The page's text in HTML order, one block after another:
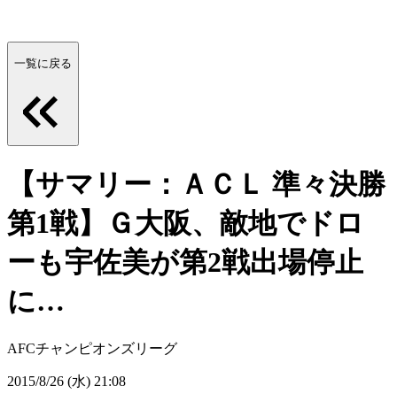
一覧に戻る
【サマリー：ＡＣＬ 準々決勝
第1戦】Ｇ大阪、敵地でドロ
ーも宇佐美が第2戦出場停止
に…
AFCチャンピオンズリーグ
2015/8/26 (水) 21:08